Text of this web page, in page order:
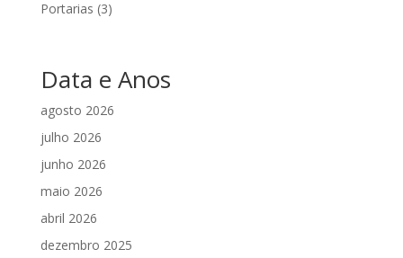
Portarias (3)
Data e Anos
agosto 2026
julho 2026
junho 2026
maio 2026
abril 2026
dezembro 2025